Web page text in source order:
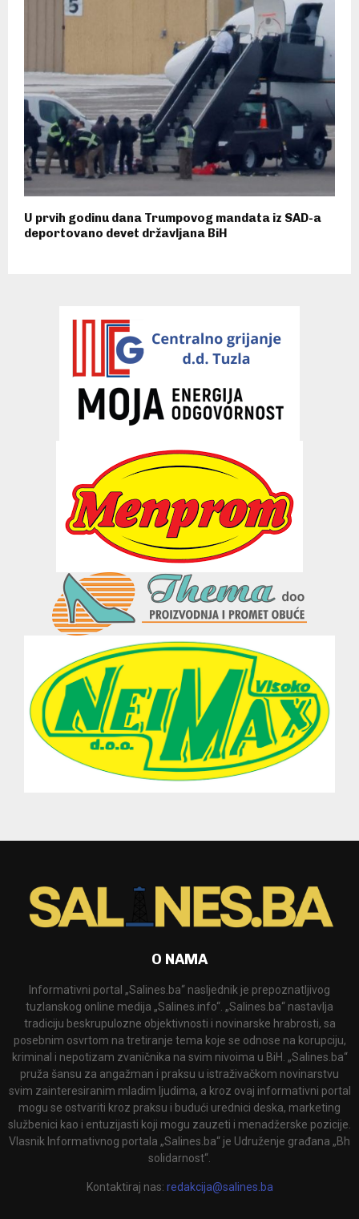
U prvih godinu dana Trumpovog mandata iz SAD-a
deportovano devet državljana BiH
O NAMA
Informativni portal „Salines.ba“ nasljednik je prepoznatljivog
tuzlanskog online medija „Salines.info“. „Salines.ba“ nastavlja
tradiciju beskrupulozne objektivnosti i novinarske hrabrosti, sa
posebnim osvrtom na tretiranje tema koje se odnose na korupciju,
kriminal i nepotizam zvaničnika na svim nivoima u BiH. „Salines.ba“
pruža šansu za angažman i praksu u istraživačkom novinarstvu
svim zainteresiranim mladim ljudima, a kroz ovaj informativni portal
mogu se ostvariti kroz praksu i budući urednici deska, marketing
službenici kao i entuzijasti koji mogu zauzeti i menadžerske pozicije.
Vlasnik Informativnog portala „Salines.ba“ je Udruženje građana „Bh
solidarnost“.
Kontaktiraj nas: redakcija@salines.ba